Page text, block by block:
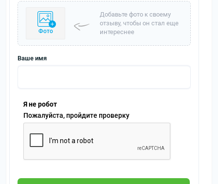
Фото
Добавьте фото к своему
отзыву, чтобы он стал еще
интереснее
Ваше имя
Я не робот
Пожалуйста, пройдите проверку